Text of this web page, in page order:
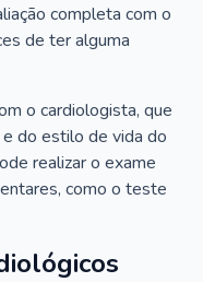
completa com o
de ter alguma
o cardiologista, que
do estilo de vida do
realizar o exame
como o teste